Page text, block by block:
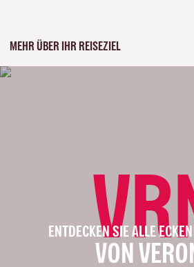
MEHR ÜBER IHR REISEZIEL
ENTDECKEN SIE ALLE
VON